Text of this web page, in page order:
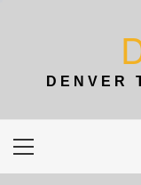
DENVER
Primary
Menu